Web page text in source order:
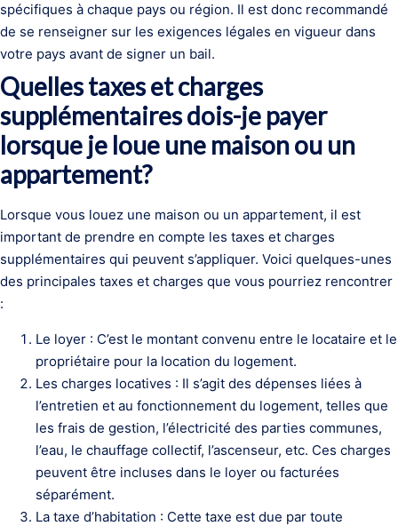
spécifiques à chaque pays ou région. Il est donc recommandé
de se renseigner sur les exigences légales en vigueur dans
votre pays avant de signer un bail.
Quelles taxes et charges
supplémentaires dois-je payer
lorsque je loue une maison ou un
appartement?
Lorsque vous louez une maison ou un appartement, il est
important de prendre en compte les taxes et charges
supplémentaires qui peuvent s’appliquer. Voici quelques-unes
des principales taxes et charges que vous pourriez rencontrer
:
Le loyer : C’est le montant convenu entre le locataire et le
propriétaire pour la location du logement.
Les charges locatives : Il s’agit des dépenses liées à
l’entretien et au fonctionnement du logement, telles que
les frais de gestion, l’électricité des parties communes,
l’eau, le chauffage collectif, l’ascenseur, etc. Ces charges
peuvent être incluses dans le loyer ou facturées
séparément.
La taxe d’habitation : Cette taxe est due par toute